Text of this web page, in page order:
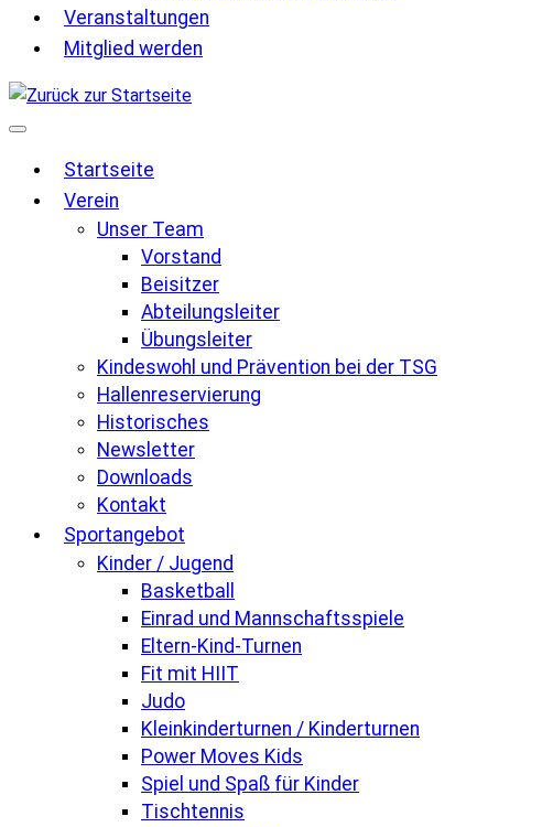
Veranstaltungen
Mitglied werden
Startseite
Verein
Unser Team
Vorstand
Beisitzer
Abteilungsleiter
Übungsleiter
Kindeswohl und Prävention bei der TSG
Hallenreservierung
Historisches
Newsletter
Downloads
Kontakt
Sportangebot
Kinder / Jugend
Basketball
Einrad und Mannschaftsspiele
Eltern-Kind-Turnen
Fit mit HIIT
Judo
Kleinkinderturnen / Kinderturnen
Power Moves Kids
Spiel und Spaß für Kinder
Tischtennis